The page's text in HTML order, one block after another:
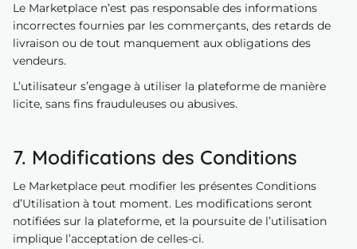
Le Marketplace n’est pas responsable des informations
incorrectes fournies par les commerçants, des retards de
livraison ou de tout manquement aux obligations des
vendeurs.
L’utilisateur s’engage à utiliser la plateforme de manière
licite, sans fins frauduleuses ou abusives.
7. Modifications des Conditions
Le Marketplace peut modifier les présentes Conditions
d’Utilisation à tout moment. Les modifications seront
notifiées sur la plateforme, et la poursuite de l’utilisation
implique l’acceptation de celles-ci.